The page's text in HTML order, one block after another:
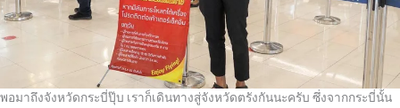
พอมาถึงจังหวัดกระบี่ปุ๊บ เราก็เดินทางสู่จังหวัดตรังกันนะครับ ซึ่งจากกระบี่นั้น